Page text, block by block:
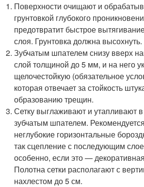
Поверхности очищают и
грунтовкой глубокого
предотвратит быстрое
слоя. Грунтовка должна высохнуть.
Зубчатым шпателем снизу вверх
слой толщиной до 5 мм, и на него
щелочестойкую (обязательное
которая отвечает за стойкость
образованию трещин.
Сетку выглаживают и утапливают
зубчатым шпателем.
неглубокие горизонтальные
так сцепление с последующим
особенно, если это —
Полотна сетки располагают с
нахлестом до 5 см.